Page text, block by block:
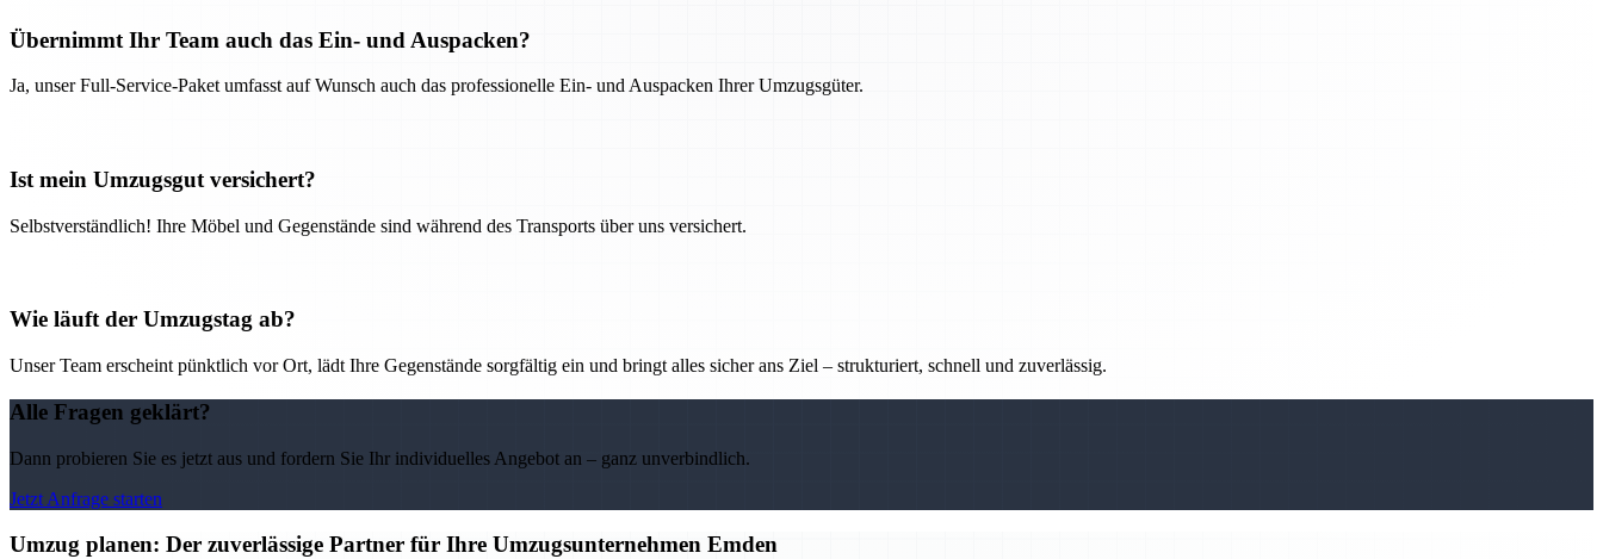
Übernimmt Ihr Team auch das Ein- und Auspacken?
Ja, unser Full-Service-Paket umfasst auf Wunsch auch das professionelle Ein- und Auspacken Ihrer Umzugsgüter.
Ist mein Umzugsgut versichert?
Selbstverständlich! Ihre Möbel und Gegenstände sind während des Transports über uns versichert.
Wie läuft der Umzugstag ab?
Unser Team erscheint pünktlich vor Ort, lädt Ihre Gegenstände sorgfältig ein und bringt alles sicher ans Ziel – strukturiert, schnell und zuverlässig.
Alle Fragen geklärt?
Dann probieren Sie es jetzt aus und fordern Sie Ihr individuelles Angebot an – ganz unverbindlich.
Jetzt Anfrage starten
Umzug planen: Der zuverlässige Partner für Ihre Umzugsunternehmen Emden